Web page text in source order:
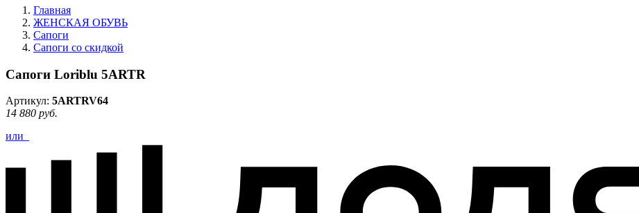
Главная
ЖЕНСКАЯ ОБУВЬ
Сапоги
Сапоги со скидкой
Сапоги Loriblu 5ARTR
Артикул: 5ARTRV64
14 880 руб.
или